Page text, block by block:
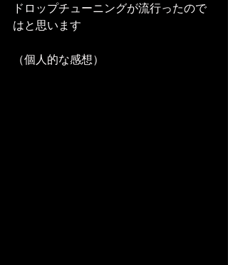
ドロップチューニングが流行ったので
はと思います
（個人的な感想）